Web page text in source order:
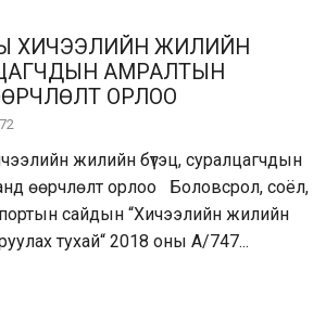
ХИЧЭЭЛИЙН ЖИЛИЙН
АМРАЛТЫН
ОРЛОО
жилийн бүтэц, суралцагчдын
өөрчлөлт орлоо Боловсрол, соёл,
сайдын “Хичээлийн жилийн
тухай“ 2018 оны А/747...